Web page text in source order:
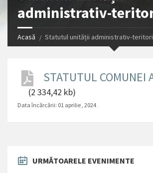
administrativ-
Acasă Statutul unității administrativ-
STATUTUL COMUNEI
(2 334,42 kb)
Data încărcării: 01 aprilie , 2024
URMĂTOARELE EVENIMENTE